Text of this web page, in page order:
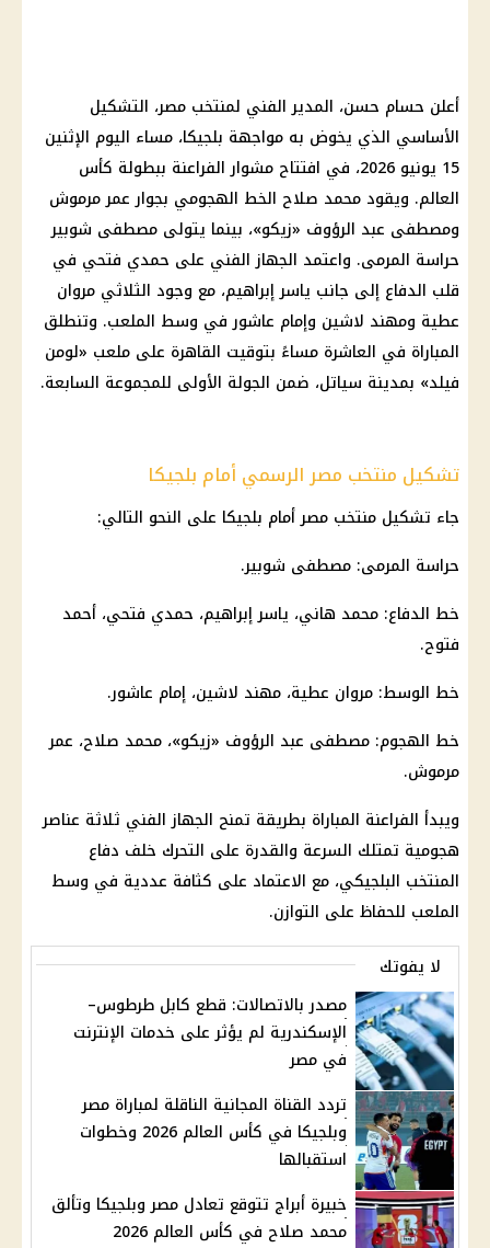
أعلن حسام حسن، المدير الفني لمنتخب مصر، التشكيل
الأساسي الذي يخوض به مواجهة بلجيكا، مساء اليوم الإثنين
15 يونيو 2026، في افتتاح مشوار الفراعنة ببطولة كأس
العالم. ويقود محمد صلاح الخط الهجومي بجوار عمر مرموش
ومصطفى عبد الرؤوف «زيكو»، بينما يتولى مصطفى شوبير
حراسة المرمى. واعتمد الجهاز الفني على حمدي فتحي في
قلب الدفاع إلى جانب ياسر إبراهيم، مع وجود الثلاثي مروان
عطية ومهند لاشين وإمام عاشور في وسط الملعب. وتنطلق
المباراة في العاشرة مساءً بتوقيت القاهرة على ملعب «لومن
فيلد» بمدينة سياتل، ضمن الجولة الأولى للمجموعة السابعة.
تشكيل منتخب مصر الرسمي أمام بلجيكا
جاء تشكيل منتخب مصر أمام بلجيكا على النحو التالي:
حراسة المرمى: مصطفى شوبير.
خط الدفاع: محمد هاني، ياسر إبراهيم، حمدي فتحي، أحمد
فتوح.
خط الوسط: مروان عطية، مهند لاشين، إمام عاشور.
خط الهجوم: مصطفى عبد الرؤوف «زيكو»، محمد صلاح، عمر
مرموش.
ويبدأ الفراعنة المباراة بطريقة تمنح الجهاز الفني ثلاثة عناصر
هجومية تمتلك السرعة والقدرة على التحرك خلف دفاع
المنتخب البلجيكي، مع الاعتماد على كثافة عددية في وسط
الملعب للحفاظ على التوازن.
لا يفوتك
مصدر بالاتصالات: قطع كابل طرطوس–
الإسكندرية لم يؤثر على خدمات الإنترنت
في مصر
تردد القناة المجانية الناقلة لمباراة مصر
وبلجيكا في كأس العالم 2026 وخطوات
استقبالها
خبيرة أبراج تتوقع تعادل مصر وبلجيكا وتألق
محمد صلاح في كأس العالم 2026